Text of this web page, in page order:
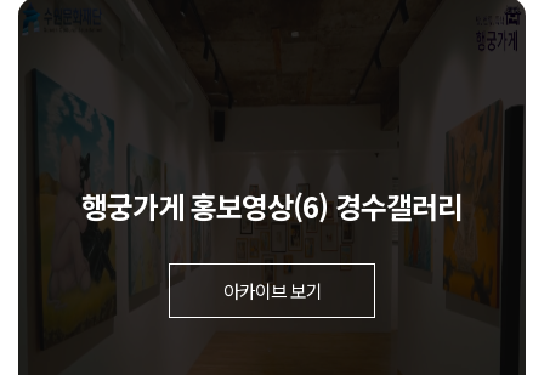
행궁가게 홍보영상(6) 경수갤러리
아카이브 보기